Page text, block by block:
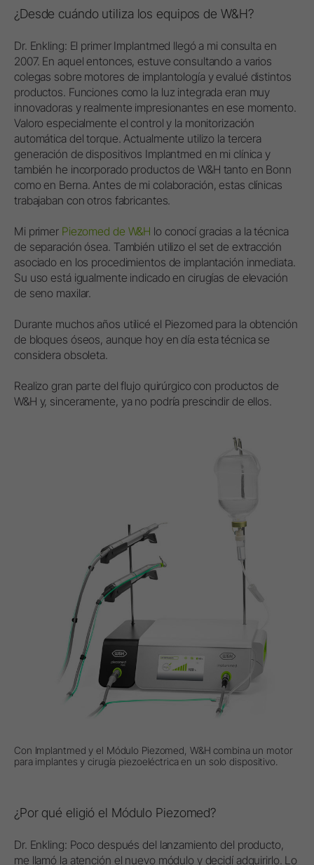
¿Desde cuándo utiliza los equipos de W&H?
Dr. Enkling: El primer Implantmed llegó a mi consulta en
2007. En aquel entonces, estuve consultando a varios
colegas sobre motores de implantología y evalué distintos
productos. Funciones como la luz integrada eran muy
innovadoras y realmente impresionantes en ese momento.
Valoro especialmente el control y la monitorización
automática del torque. Actualmente utilizo la tercera
generación de dispositivos Implantmed en mi clínica y
también he incorporado productos de W&H tanto en Bonn
como en Berna. Antes de mi colaboración, estas clínicas
trabajaban con otros fabricantes.
Mi primer Piezomed de W&H lo conocí gracias a la técnica
de separación ósea. También utilizo el set de extracción
asociado en los procedimientos de implantación inmediata.
Su uso está igualmente indicado en cirugías de elevación
de seno maxilar.
Durante muchos años utilicé el Piezomed para la obtención
de bloques óseos, aunque hoy en día esta técnica se
considera obsoleta.
Realizo gran parte del flujo quirúrgico con productos de
W&H y, sinceramente, ya no podría prescindir de ellos.
Con Implantmed y el Módulo Piezomed, W&H combina un motor
para implantes y cirugía piezoeléctrica en un solo dispositivo.
¿Por qué eligió el Módulo Piezomed?
Dr. Enkling: Poco después del lanzamiento del producto,
me llamó la atención el nuevo módulo y decidí adquirirlo. Lo